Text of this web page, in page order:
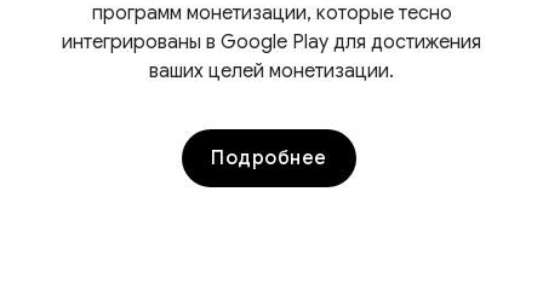
программ монетизации, которые тесно
интегрированы в Google Play для достижения
ваших целей монетизации.
Подробнее